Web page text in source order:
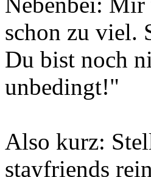
schon zu viel.
Du bist noch
unbedingt!"
Also kurz:
stayfriends